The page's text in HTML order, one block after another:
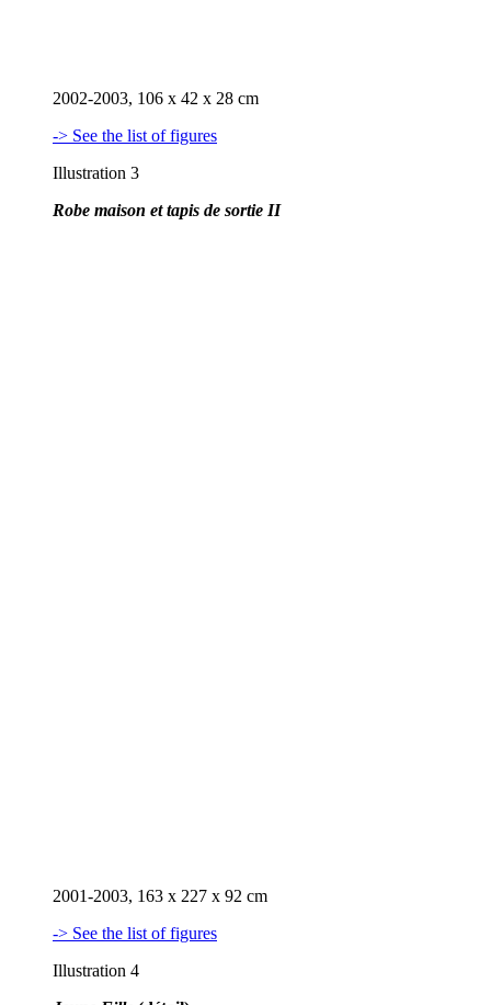
2002-2003, 106 x 42 x 28 cm
-> See the list of figures
Illustration 3
Robe maison et tapis de sortie II
2001-2003, 163 x 227 x 92 cm
-> See the list of figures
Illustration 4